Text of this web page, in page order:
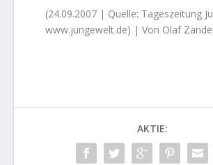
(24.09.2007 | Quelle: Tageszeitung
www.jungewelt.de) | Von Olaf
AKTIE: